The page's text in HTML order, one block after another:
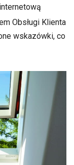
Obsługi Klienta
wskazówki, co